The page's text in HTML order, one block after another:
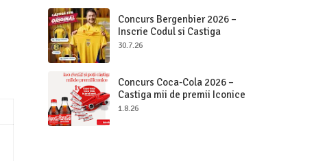
Concurs Bergenbier 2026 –
Inscrie Codul si Castiga
Premii Originale
30.7.26
Concurs Coca-Cola 2026 –
Castiga mii de premii Iconice
1.8.26